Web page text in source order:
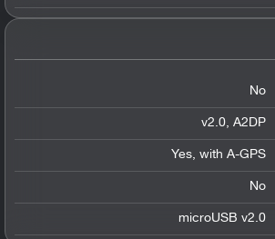
No
v2.0, A2DP
Yes, with A-GPS
No
microUSB v2.0